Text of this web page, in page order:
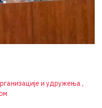
и удружења